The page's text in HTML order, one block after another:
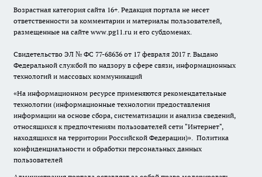
Возрастная категория сайта 16+. Редакция портала не несет
ответственности за комментарии и материалы пользователей,
размещенные на сайте www.pg11.ru и его субдоменах.
Свидетельство ЭЛ № ФС 77-68636 от 17 февраля 2017 г. Выдано
Федеральной службой по надзору в сфере связи, информационных
технологий и массовых коммуникаций
«На информационном ресурсе применяются рекомендательные
технологии (информационные технологии предоставления
информации на основе сбора, систематизации и анализа сведений,
относящихся к предпочтениям пользователей сети "Интернет",
находящихся на территории Российской Федерации)». Политика
конфиденциальности и обработки персональных данных
пользователей